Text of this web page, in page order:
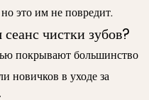
это им не повредит.
чистки зубов?
покрывают большинство
новичков в уходе за